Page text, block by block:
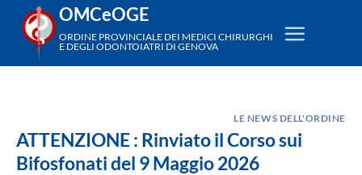
Salta
contenuti
OMCeOGE
ORDINE PROVINCIALE DEI MEDICI CHIRURGHI
E DEGLI ODONTOIATRI DI GENOVA
LE NEWS DELL'ORDINE
ATTENZIONE : Rinviato il Corso sui
Bifosfonati del 9 Maggio 2026